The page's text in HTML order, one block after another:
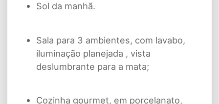
Sol da manhã.
Sala para 3 ambientes, com lavabo,
iluminação planejada , vista
deslumbrante para a mata;
Cozinha gourmet, em porcelanato,